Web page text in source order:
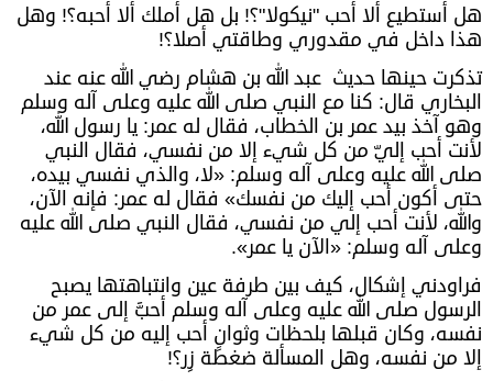
هل أستطيع ألا أحب "نيكولا"؟! بل هل أملك ألا أحبه؟! وهل
هذا داخل في مقدوري وطاقتي أصلا؟!
تذكرت حينها حديث عبد الله بن هشام رضي الله عنه عند
البخاري قال: كنا مع النبي صلى الله عليه وعلى آله وسلم
وهو آخذ بيد عمر بن الخطاب، فقال له عمر: يا رسول الله،
لأنت أحب إليّ من كل شيء إلا من نفسي، فقال النبي
صلى الله عليه وعلى آله وسلم: «لا، والذي نفسي بيده،
حتى أكون أحب إليك من نفسك» فقال له عمر: فإنه الآن،
والله، لأنت أحب إلي من نفسي، فقال النبي صلى الله عليه
وعلى آله وسلم: «الآن يا عمر».
فراودني إشكال، كيف بين طرفة عين وانتباهتها يصبح
الرسول صلى الله عليه وعلى آله وسلم أحبَّ إلى عمر من
نفسه، وكان قبلها بلحظات وثوانٍ أحب إليه من كل شيء
إلا من نفسه، وهل المسألة ضغطة زِر؟!